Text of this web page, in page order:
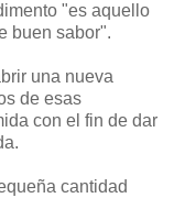
"es aquello
buen sabor".
una nueva
de esas
con el fin de dar
cantidad